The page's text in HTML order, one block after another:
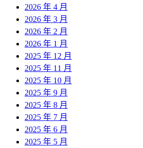
2026 年 4 月
2026 年 3 月
2026 年 2 月
2026 年 1 月
2025 年 12 月
2025 年 11 月
2025 年 10 月
2025 年 9 月
2025 年 8 月
2025 年 7 月
2025 年 6 月
2025 年 5 月